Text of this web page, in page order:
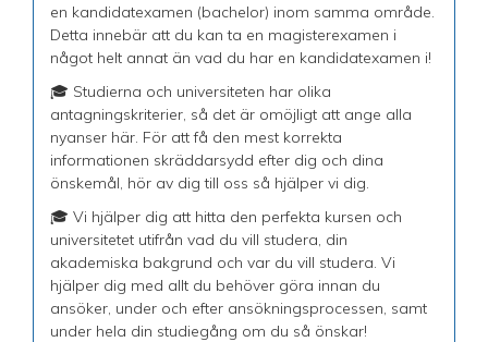
en kandidatexamen (bachelor) inom samma område.
Detta innebär att du kan ta en magisterexamen i
något helt annat än vad du har en kandidatexamen i!
🎓 Studierna och universiteten har olika
antagningskriterier, så det är omöjligt att ange alla
nyanser här. För att få den mest korrekta
informationen skräddarsydd efter dig och dina
önskemål, hör av dig till oss så hjälper vi dig.
🎓 Vi hjälper dig att hitta den perfekta kursen och
universitetet utifrån vad du vill studera, din
akademiska bakgrund och var du vill studera. Vi
hjälper dig med allt du behöver göra innan du
ansöker, under och efter ansökningsprocessen, samt
under hela din studiegång om du så önskar!